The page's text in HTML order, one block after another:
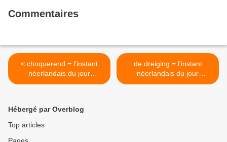
Commentaires
< choquerend = l'instant
néerlandais du jour
(2025_03_10)
de dreiging = l'instant
néerlandais du jour
(2025_01_12) >
Hébergé par Overblog
Top articles